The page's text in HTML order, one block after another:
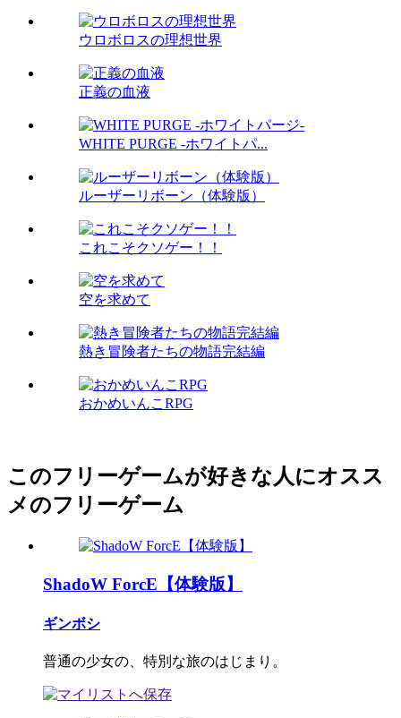
ウロボロスの理想世界
正義の血液
WHITE PURGE -ホワイトパ...
ルーザーリボーン（体験版）
これこそクソゲー！！
空を求めて
熱き冒険者たちの物語完結編
おかめいんこRPG
このフリーゲームが好きな人にオスス
メのフリーゲーム
ShadoW ForcE【体験版】
ギンボシ
普通の少女の、特別な旅のはじまり。